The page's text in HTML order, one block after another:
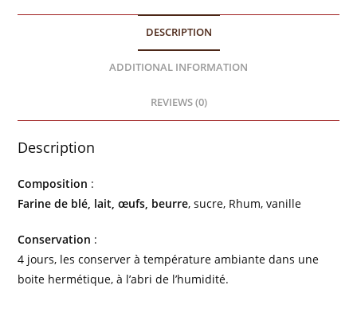
DESCRIPTION
ADDITIONAL INFORMATION
REVIEWS (0)
Description
Composition :
Farine de blé, lait, œufs, beurre, sucre, Rhum, vanille
Conservation :
4 jours, les conserver à température ambiante dans une
boite hermétique, à l’abri de l’humidité.